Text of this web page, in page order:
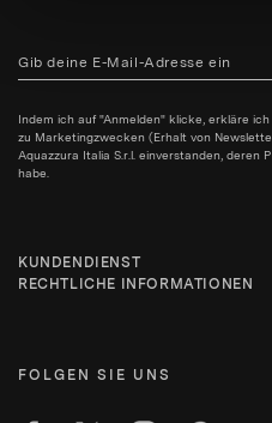
Indem ich auf "Anmelden" klicke, erkläre
zu Marketingzwecken (Erhalt von
Aquazzura Italia S.r.l. einverstanden, deren
habe.
KUNDENDIENST
RECHTLICHE INFORMATIONEN
FOLGEN SIE UNS